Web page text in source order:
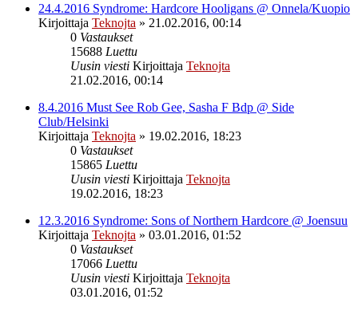
24.4.2016 Syndrome: Hardcore Hooligans @ Onnela/Kuopio
Kirjoittaja Teknojta » 21.02.2016, 00:14
0 Vastaukset
15688 Luettu
Uusin viesti Kirjoittaja Teknojta
21.02.2016, 00:14
8.4.2016 Must See Rob Gee, Sasha F Bdp @ Side
Club/Helsinki
Kirjoittaja Teknojta » 19.02.2016, 18:23
0 Vastaukset
15865 Luettu
Uusin viesti Kirjoittaja Teknojta
19.02.2016, 18:23
12.3.2016 Syndrome: Sons of Northern Hardcore @ Joensuu
Kirjoittaja Teknojta » 03.01.2016, 01:52
0 Vastaukset
17066 Luettu
Uusin viesti Kirjoittaja Teknojta
03.01.2016, 01:52